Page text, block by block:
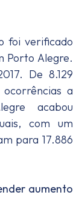
foi verificado
Porto Alegre.
De 8.129
a
acabou
com um
para 17.886
aumento